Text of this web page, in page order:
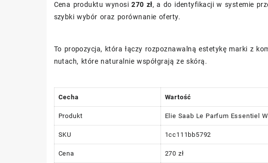
Cena produktu wynosi270 zł, a do identyfikacji w systemie
szybki wybór oraz porównanie oferty.
To propozycja, która łączy rozpoznawalną estetykę marki z
nutach, które naturalnie współgrają ze skórą.
Cecha Wartość
Produkt Elie Saab Le Parfum Essentiel
SKU 1cc111bb5792
Cena 270 zł